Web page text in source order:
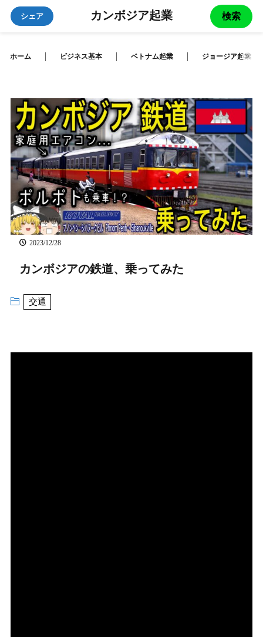
カンボジア起業
シェア 検索
ホーム ビジネス基本 ベトナム起業 ジョージア起業
2023/12/28
カンボジアの鉄道、乗ってみた
交通